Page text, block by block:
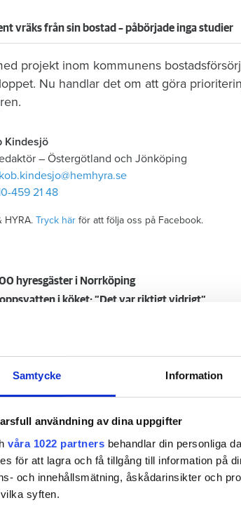
Samtycke Information
användning av dina uppgifter
våra 1022 partners behandlar din personliga
för att lagra och få tillgång till information på
och innehållsmätning, åskådarinsikter och
syften.
vräks från sin bostad – påbörjade inga studier
projekt inom kommunens
Nu handlar det om att göra
Kindesjö
– Östergötland och Jönköping
459 21 48
HYRA. Tryck här för att följa oss på Facebook.
hyresgäster i Norrköping
i köket: ”Det var riktigt vidrigt”
back – nu stoppas kommunens uttag
lägenheten
betala